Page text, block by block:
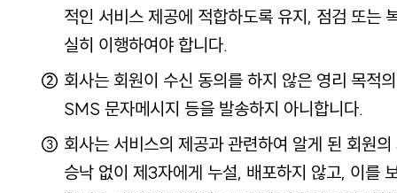
적인 서비스 제공에 적합하도록 유지, 점검 또는
실히 이행하여야 합니다.
회사는 회원이 수신 동의를 하지 않은 영리 목적
SMS 문자메시지 등을 발송하지 아니합니다.
회사는 서비스의 제공과 관련하여 알게 된 회원
승낙 없이 제3자에게 누설, 배포하지 않고, 이를